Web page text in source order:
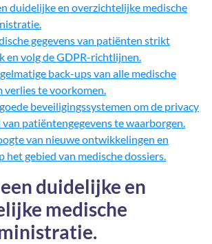
duidelijke en overzichtelijke medische
gegevens van patiënten strikt
en volg de GDPR-richtlijnen.
back-ups van alle medische
verlies te voorkomen.
beveiligingssystemen om de privacy
patiëntengegevens te waarborgen.
van nieuwe ontwikkelingen en
het gebied van medische dossiers.
duidelijke en
medische